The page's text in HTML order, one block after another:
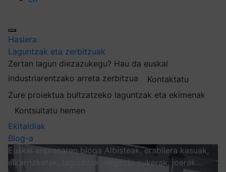
Hasiera
Laguntzak eta zerbitzuak
Zertan lagun diezazukegu? Hau da euskal
industriarentzako arreta zerbitzua
Kontaktatu
Zure proiektua bultzatzeko laguntzak eta ekimenak
Kontsultatu hemen
Ekitaldiak
Blog-a
Euskal enpresaren bloga Albisteak, erabilera kasuak,
elkarrizketak, laguntzak, negozio aukerak, joerak…